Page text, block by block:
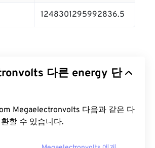
1248301295992836.5
다른 energy 단
Megaelectronvolts 다음과 같은 다
할 수 있습니다.